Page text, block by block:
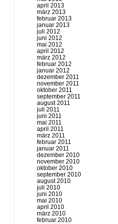
april 2013
märz 2013
februar 2013
januar 2013
juli 2012
juni 2012
mai 2012
april 2012
märz 2012
februar 2012
januar 2012
dezember 2011
november 2011
oktober 2011
september 2011
august 2011
juli 2011
juni 2011
mai 2011
april 2011
märz 2011
februar 2011
januar 2011
dezember 2010
november 2010
oktober 2010
september 2010
august 2010
juli 2010
juni 2010
mai 2010
april 2010
märz 2010
februar 2010